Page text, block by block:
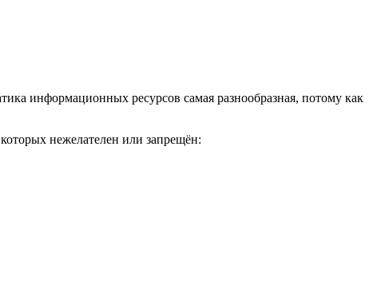
информационных ресурсов самая разнообразная, потому как
нежелателен или запрещён: